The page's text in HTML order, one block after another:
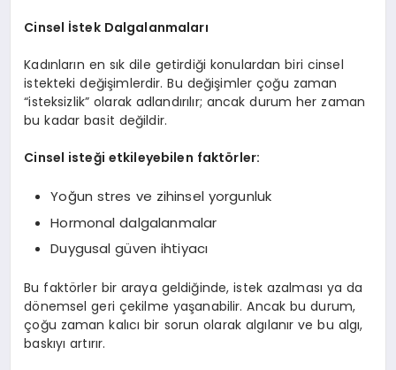
Cinsel İstek Dalgalanmaları
Kadınların en sık dile getirdiği konulardan biri cinsel
istekteki değişimlerdir. Bu değişimler çoğu zaman
“isteksizlik” olarak adlandırılır; ancak durum her zaman
bu kadar basit değildir.
Cinsel isteği etkileyebilen faktörler:
Yoğun stres ve zihinsel yorgunluk
Hormonal dalgalanmalar
Duygusal güven ihtiyacı
Bu faktörler bir araya geldiğinde, istek azalması ya da
dönemsel geri çekilme yaşanabilir. Ancak bu durum,
çoğu zaman kalıcı bir sorun olarak algılanır ve bu algı,
baskıyı artırır.